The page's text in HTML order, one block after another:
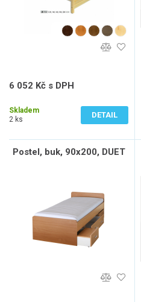
6 052 Kč s DPH
Skladem
2 ks
DETAIL
Postel, buk, 90x200, DUET